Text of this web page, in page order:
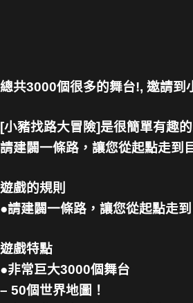
總共3000個很多的舞台!, 邀請到
[小豬找路大冒險]是很簡單有趣
請建闢一條路，讓您從起點走到
遊戲的規則
●請建闢一條路，讓您從起點走
遊戲特點
●非常巨大3000個舞台
– 50個世界地圖！